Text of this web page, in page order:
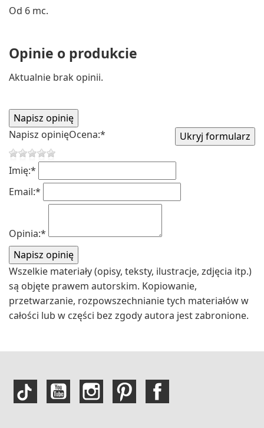
Od 6 mc.
Opinie o produkcie
Aktualnie brak opinii.
Napisz opinięOcena:*
Imię:*
Email:*
Opinia:*
Wszelkie materiały (opisy, teksty, ilustracje, zdjęcia itp.)
są objęte prawem autorskim. Kopiowanie,
przetwarzanie, rozpowszechnianie tych materiałów w
całości lub w części bez zgody autora jest zabronione.